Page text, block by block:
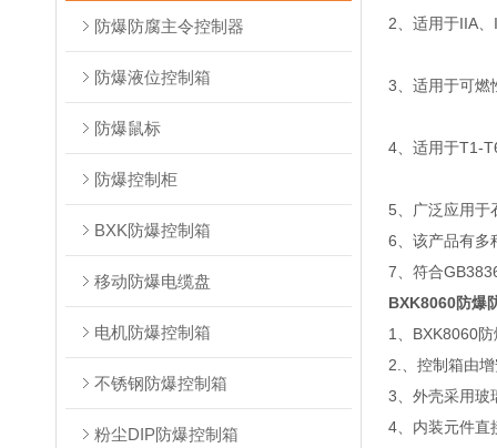
防爆防腐主令控制器
防爆液位控制箱
防爆鼠标
防爆控制柜
BXK防爆控制箱
移动防爆电缆盘
电机防爆控制箱
不锈钢防爆控制箱
粉尘DIP防爆控制箱
2、适用于IIA
3、适用于可燃
4、适用于T1-
5、广泛应用于
6 、该产品有
7 、符合
BXK8060防爆
1、BXK8060
2.、控制箱由
3、外壳采用玻
4、内装元件直